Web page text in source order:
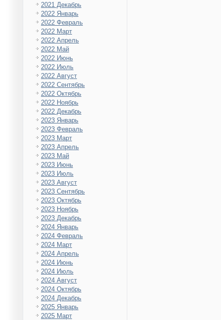
2021 Декабрь
2022 Январь
2022 Февраль
2022 Март
2022 Апрель
2022 Май
2022 Июнь
2022 Июль
2022 Август
2022 Сентябрь
2022 Октябрь
2022 Ноябрь
2022 Декабрь
2023 Январь
2023 Февраль
2023 Март
2023 Апрель
2023 Май
2023 Июнь
2023 Июль
2023 Август
2023 Сентябрь
2023 Октябрь
2023 Ноябрь
2023 Декабрь
2024 Январь
2024 Февраль
2024 Март
2024 Апрель
2024 Июнь
2024 Июль
2024 Август
2024 Октябрь
2024 Декабрь
2025 Январь
2025 Март